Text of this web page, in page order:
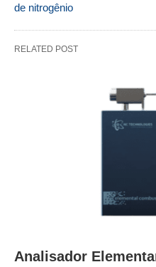
de nitrogênio
RELATED POST
Analisador